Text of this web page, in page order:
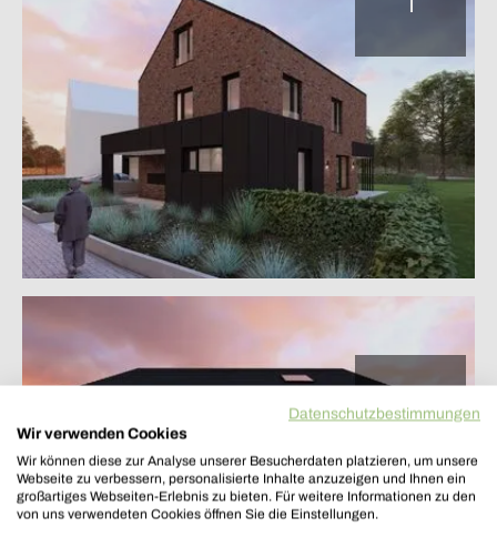
Seitliche Ansicht
Datenschutzbestimmungen
Wir verwenden Cookies
Wir können diese zur Analyse unserer Besucherdaten platzieren, um unsere
Webseite zu verbessern, personalisierte Inhalte anzuzeigen und Ihnen ein
großartiges Webseiten-Erlebnis zu bieten. Für weitere Informationen zu den
von uns verwendeten Cookies öffnen Sie die Einstellungen.